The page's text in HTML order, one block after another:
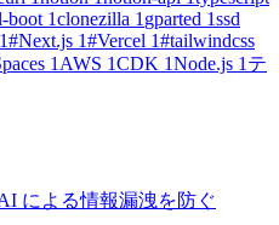
boot 1clonezilla 1 gparted 1ssd
1#Next.js 1#Vercel 1#tailwindcss
1 AWS 1CDK 1Node.js 1 テ
による情報漏洩を防ぐ